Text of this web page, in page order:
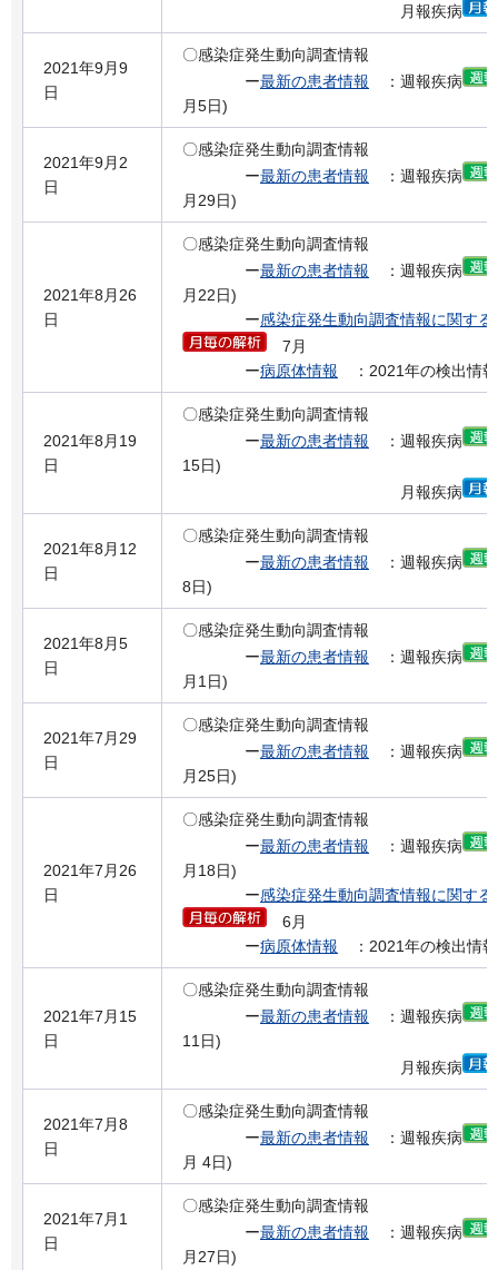
月報疾病
2021年9月9
日
〇感染症発生動向調査情報
ー最新の患者情報 ：週報疾病
月5日)
2021年9月2
日
〇感染症発生動向調査情報
ー最新の患者情報 ：週報疾病
月29日)
2021年8月26
日
〇感染症発生動向調査情報
ー最新の患者情報 ：週報疾病
月22日)
ー感染症発生動向調査情報に関す
7月
ー病原体情報 ：2021年の検出情報
2021年8月19
日
〇感染症発生動向調査情報
ー最新の患者情報 ：週報疾病
15日)
月報疾病
2021年8月12
日
〇感染症発生動向調査情報
ー最新の患者情報 ：週報疾病
8日)
2021年8月5
日
〇感染症発生動向調査情報
ー最新の患者情報 ：週報疾病
月1日)
2021年7月29
日
〇感染症発生動向調査情報
ー最新の患者情報 ：週報疾病
月25日)
2021年7月26
日
〇感染症発生動向調査情報
ー最新の患者情報 ：週報疾病
月18日)
ー感染症発生動向調査情報に関す
6月
ー病原体情報 ：2021年の検出情報
2021年7月15
日
〇感染症発生動向調査情報
ー最新の患者情報 ：週報疾病
11日)
月報疾病
2021年7月8
日
〇感染症発生動向調査情報
ー最新の患者情報 ：週報疾病
月 4日)
2021年7月1
日
〇感染症発生動向調査情報
ー最新の患者情報 ：週報疾病
月27日)